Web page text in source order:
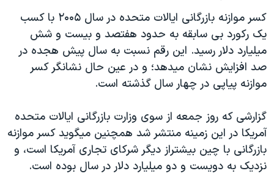
صفحه
اصلی
جهش
به
جستجو
ورزشی
گزیده‌ها
ویژه برنامه‌ها
فرهنگ و زندگی
حقوق شهروندی
اقتصادی
صفحه‌های ویژه
جام جهانی ۲۰۲۶
عملیات خشم حماسی
مستندها
انتخابات ریاست جمهوری آمریکا ۲۰۲۴
حمله جمهوری اسلامی به اسرائیل
فرکانس‌های صدای آمریکا
پخش رادیویی
یادگیری زبان انگلیسی
دنبال کنید
کسر موازنه بازرگانی ایالات متحده در سال ۲۰۰۵ با کسب
یک رکورد بی سابقه به حدود هفتصد و بيست و شش
میلیارد دلار رسید. این رقم نسبت به سال پیش هجده در
صد افزایش نشان میدهد؛ و در عین حال نشانگر کسر
موازنه پیاپی در چهار سال گذشته است.
گزارشی که روز جمعه از سوی وزارت بازرگانی ایالات متحده
آمریکا در این زمینه منتشر شد همچنین میگوید کسر موازنه
بازرگانی با چین بیشتراز دیگر شرکای تجاری آمریکا است، و
نزدیک به دويست و دو میلیارد دلار در سال بوده است.